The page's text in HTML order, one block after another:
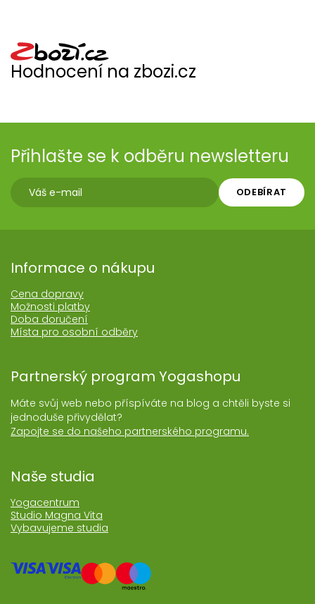
Hodnocení na zbozi.cz
Přihlašte se k odběru newsletteru
ODEBÍRAT
Informace o nákupu
Cena dopravy
Možnosti platby
Doba doručení
Místa pro osobní odběry
Partnerský program Yogashopu
Máte svůj web nebo příspíváte na blog a chtěli byste si
jednoduše přivydělat?
Zapojte se do našeho partnerského programu.
Naše studia
Yogacentrum
Studio Magna Vita
Vybavujeme studia